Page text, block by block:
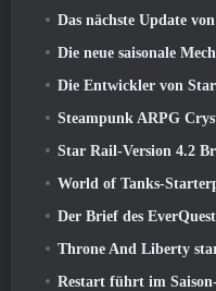
Das nächste Update von
Die neue saisonale Mechanik von Infinite
Die Entwickler von Star Dive
Steampunk ARPG Crystalfall startet
Star Rail-Version 4.2 Bringt uns Lichtschwert,
World of Tanks-
Der Brief des EverQuest II-
Throne And Liberty
Restart führt im Saison-